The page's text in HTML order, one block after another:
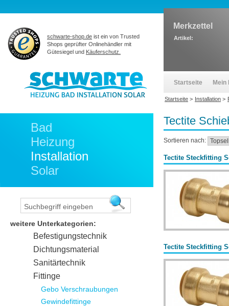
Tectite
Sortieren nach:
Tectite Steckfitting
Tectite Steckfitting
Bad
Heizung
Installation
Solar
weitere Unterkategorien:
Befestigungstechnik
Dichtungsmaterial
Sanitärtechnik
Fittinge
Gebo Verschraubungen
Gewindefittinge
schwarte-shop.de ist ein von Trusted
Shops geprüfter Onlinehändler mit
Gütesiegel und Käuferschutz.
Merkzettel
Artikel:
Startseite Mein
Startseite > Installation >